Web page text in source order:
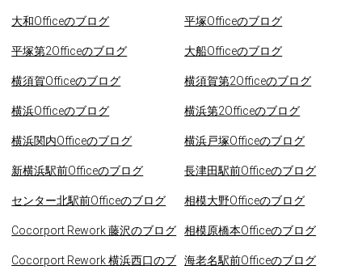
大和Officeのブログ 平塚Officeのブログ
平塚第2Officeのブログ 大船Officeのブログ
横須賀Officeのブログ 横須賀第2Officeのブログ
横浜Officeのブログ 横浜第2Officeのブログ
横浜関内Officeのブログ 横浜戸塚Officeのブログ
新横浜駅前Officeのブログ 長津田駅前Officeのブログ
センター北駅前Officeのブログ 相模大野Officeのブログ
Cocorport Rework 藤沢のブログ 相模原橋本Officeのブログ
Cocorport Rework 横浜西口のブ
海老名駅前Officeのブログ